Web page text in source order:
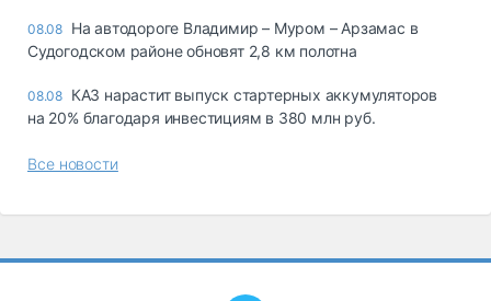
08.08 На автодороге Владимир – Муром – Арзамас в
Судогодском районе обновят 2,8 км полотна
08.08 КАЗ нарастит выпуск стартерных аккумуляторов
на 20% благодаря инвестициям в 380 млн руб.
Все новости